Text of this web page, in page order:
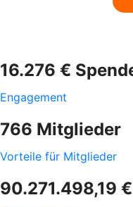
16.276 €
Engagement
766 Mitglieder
Vorteile für Mitglieder
90.271.498,19